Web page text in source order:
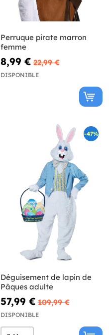
Perruque pirate marron
femme
8,99 € 22,99 €
DISPONIBLE
-47%
Déguisement de lapin de
Pâques adulte
57,99 € 109,99 €
DISPONIBLE